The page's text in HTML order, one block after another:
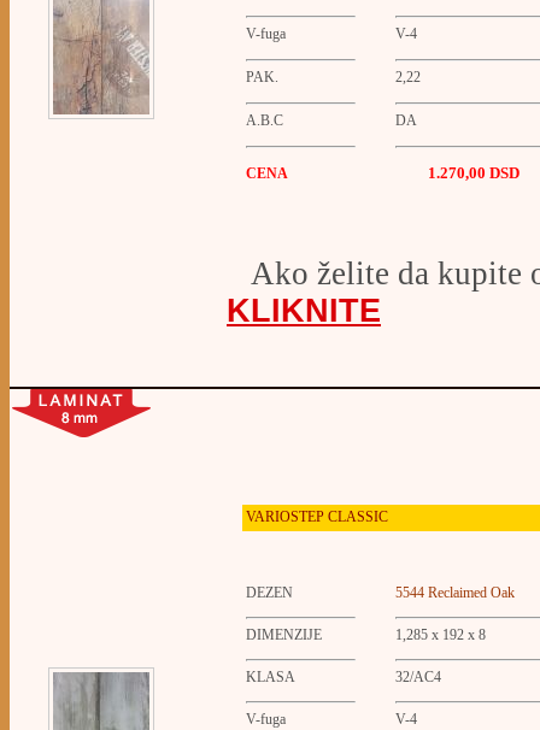
V-fuga V-4
PAK. 2,22
A.B.C DA
CENA 1.270,00 DSD
Ako želite da kupite
KLIKNITE
VARIOSTEP CLASSIC
DEZEN 5544 Reclaimed Oak
DIMENZIJE 1,285 x 192 x 8
KLASA 32/AC4
V-fuga V-4